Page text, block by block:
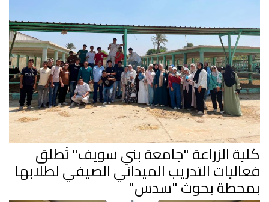
كلية الزراعة "جامعة بني سويف" تُطلق
فعاليات التدريب الميداني الصيفي لطلابها
بمحطة بحوث "سدس"